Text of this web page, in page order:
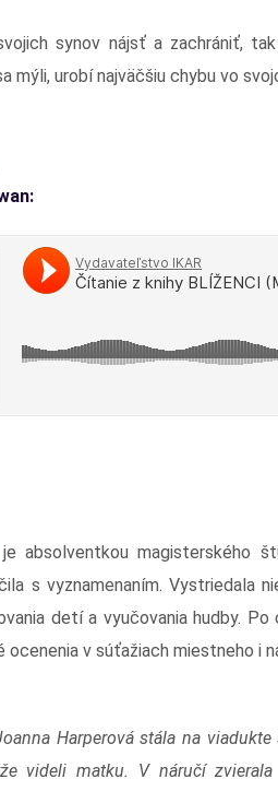
synov nájsť a zachrániť,
mýli, urobí najväčšiu chybu vo
je absolventkou magisterského
s vyznamenaním. Vystriedala
detí a vyučovania hudby.
ocenenia v súťažiach miestneho i
Harperová stála na
videli matku. V náručí